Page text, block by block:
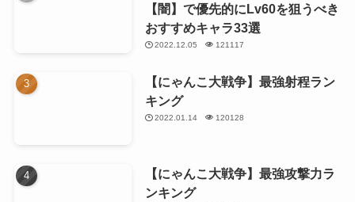
【闇】で優先的にLv60を狙うべき
おすすめキャラ33選
2022.12.05 121117
【にゃんこ大戦争】最強射程ラン
キング
2022.01.14 120128
【にゃんこ大戦争】最強攻撃力ラ
ンキング